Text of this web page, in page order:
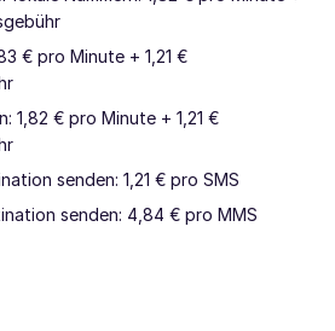
€ pro Minute + 1,21 €
1,82 € pro Minute + 1,21 €
senden: 1,21 € pro SMS
senden: 4,84 € pro MMS